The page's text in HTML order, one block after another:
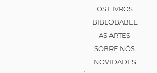
OS LIVROS
BIBLOBABEL
AS ARTES
SOBRE NÓS
NOVIDADES